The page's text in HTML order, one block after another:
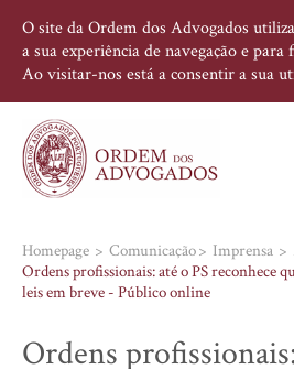
O site da Ordem dos Advogados
a sua experiência de navegação e para
Ao visitar-nos está a consentir a sua
Homepage Comunicação Imprensa
Ordens profissionais: até o PS reconhece
leis em breve - Público online
Ordens